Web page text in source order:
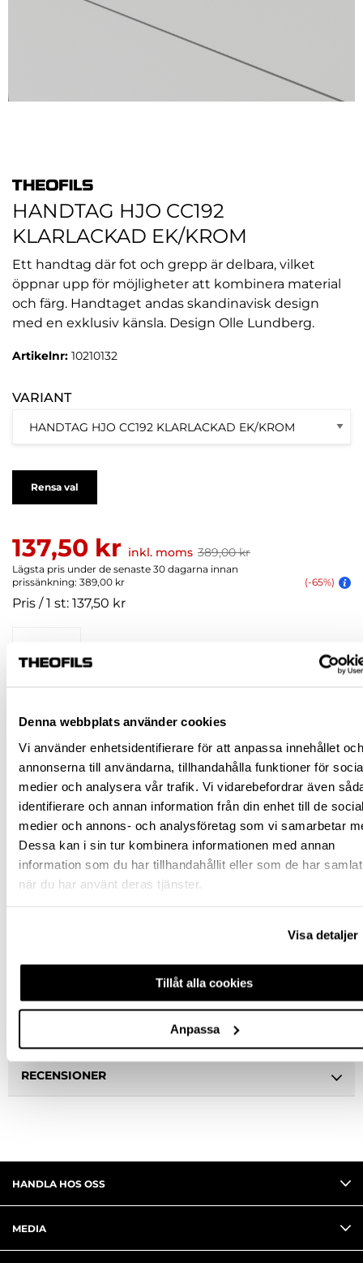
Denna webbplats använder cookies
Vi använder enhetsidentifierare för att anpassa innehållet och
annonserna till användarna, tillhandahålla funktioner för
medier och analysera vår trafik. Vi vidarebefordrar även
identifierare och annan information från din enhet till de
medier och annons- och analysföretag som vi samarbetar
Dessa kan i sin tur kombinera informationen med annan
information som du har tillhandahållit eller som de har
när du har använt deras tjänster.
Visa detaljer
Tillåt alla cookies
Anpassa
HANDTAG HJO CC192
KLARLACKAD EK/KROM
Ett handtag där fot och grepp är delbara, vilket
öppnar upp för möjligheter att kombinera material
och färg. Handtaget andas skandinavisk design
med en exklusiv känsla. Design Olle Lundberg.
Artikelnr: 10210132
VARIANT
Rensa val
137,50 kr inkl. moms 389,00 kr
Lägsta pris under de senaste 30 dagarna innan
prissänkning: 389,00 kr
(-65%)
Pris / 1 st: 137,50 kr
Jönköping butik Slut i lager
Malmö butik Slut i lager
Snabba leveranser
Hämta i butik
Ledande leverantör i Sverige
RECENSIONER
HANDLA HOS OSS
MEDIA